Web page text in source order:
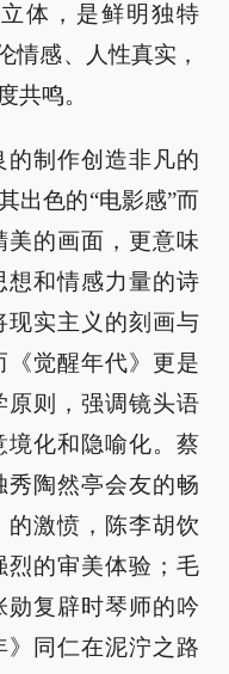
体，是鲜明独特
情感、人性真实，
共鸣。
的制作创造非凡的
出色的“电影感”而
美的画面，更意味
想和情感力量的诗
现实主义的刻画与
《觉醒年代》更是
原则，强调镜头语
境化和隐喻化。蔡
秀陶然亭会友的畅
的激愤，陈李胡饮
烈的审美体验；毛
勋复辟时琴师的吟
》同仁在泥泞之路